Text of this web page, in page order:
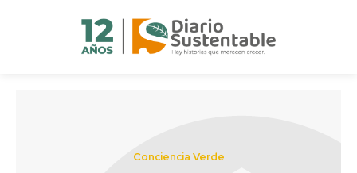
Conciencia Verde